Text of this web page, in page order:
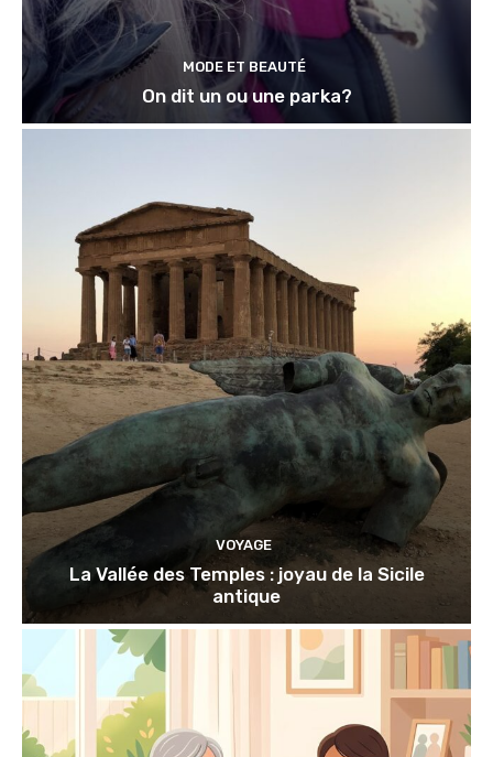
MODE ET BEAUTÉ
On dit un ou une parka?
VOYAGE
La Vallée des Temples : joyau de la Sicile
antique